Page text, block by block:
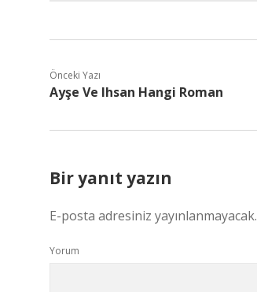
Önceki Yazı
Ayşe Ve Ihsan Hangi Roman
Bir yanıt yazın
E-posta adresiniz yayınlanmayacak.
Yorum